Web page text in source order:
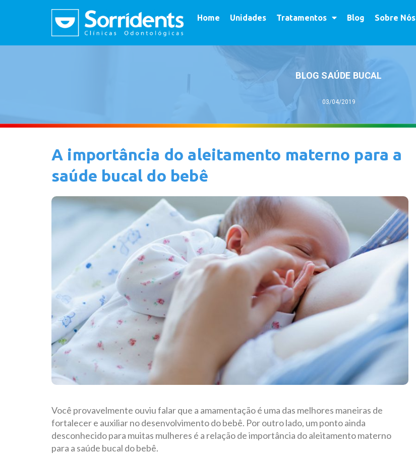
Home Unidades Tratamentos Blog Sobre Nós
BLOG SAÚDE BUCAL
03/04/2019
A importância do aleitamento materno para a
saúde bucal do bebê
Você provavelmente ouviu falar que a amamentação é uma das melhores maneiras de
fortalecer e auxiliar no desenvolvimento do bebê. Por outro lado, um ponto ainda
desconhecido para muitas mulheres é a relação de importância do aleitamento materno
para a saúde bucal do bebê.